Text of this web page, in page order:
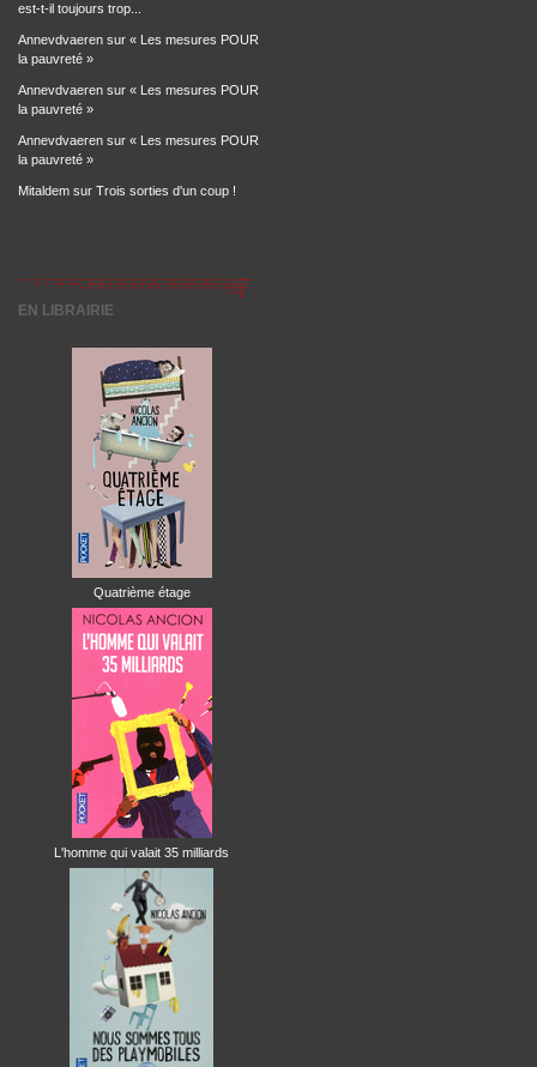
est-t-il toujours trop...
Annevdvaeren sur « Les mesures POUR
la pauvreté »
Annevdvaeren sur « Les mesures POUR
la pauvreté »
Annevdvaeren sur « Les mesures POUR
la pauvreté »
Mitaldem sur Trois sorties d'un coup !
EN LIBRAIRIE
Quatrième étage
L'homme qui valait 35 milliards